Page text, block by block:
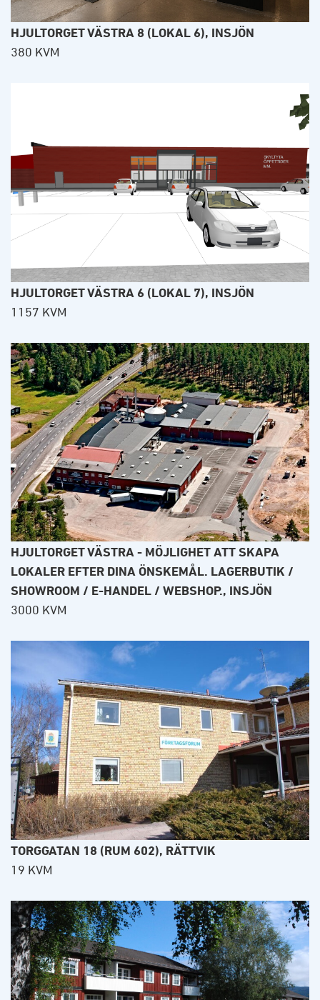
HJULTORGET VÄSTRA 8 (LOKAL 6), INSJÖN
380 KVM
HJULTORGET VÄSTRA 6 (LOKAL 7), INSJÖN
1157 KVM
HJULTORGET VÄSTRA - MÖJLIGHET ATT SKAPA
LOKALER EFTER DINA ÖNSKEMÅL. LAGERBUTIK /
SHOWROOM / E-HANDEL / WEBSHOP., INSJÖN
3000 KVM
TORGGATAN 18 (RUM 602), RÄTTVIK
19 KVM